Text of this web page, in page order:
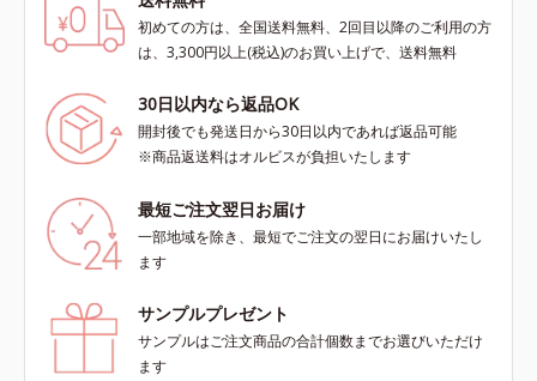
初めての方は、全国送料無料、2回目以降のご利用の方
は、3,300円以上(税込)のお買い上げで、送料無料
30日以内なら返品OK
開封後でも発送日から30日以内であれば返品可能
※商品返送料はオルビスが負担いたします
最短ご注文翌日お届け
一部地域を除き、最短でご注文の翌日にお届けいたし
ます
サンプルプレゼント
サンプルはご注文商品の合計個数までお選びいただけ
ます